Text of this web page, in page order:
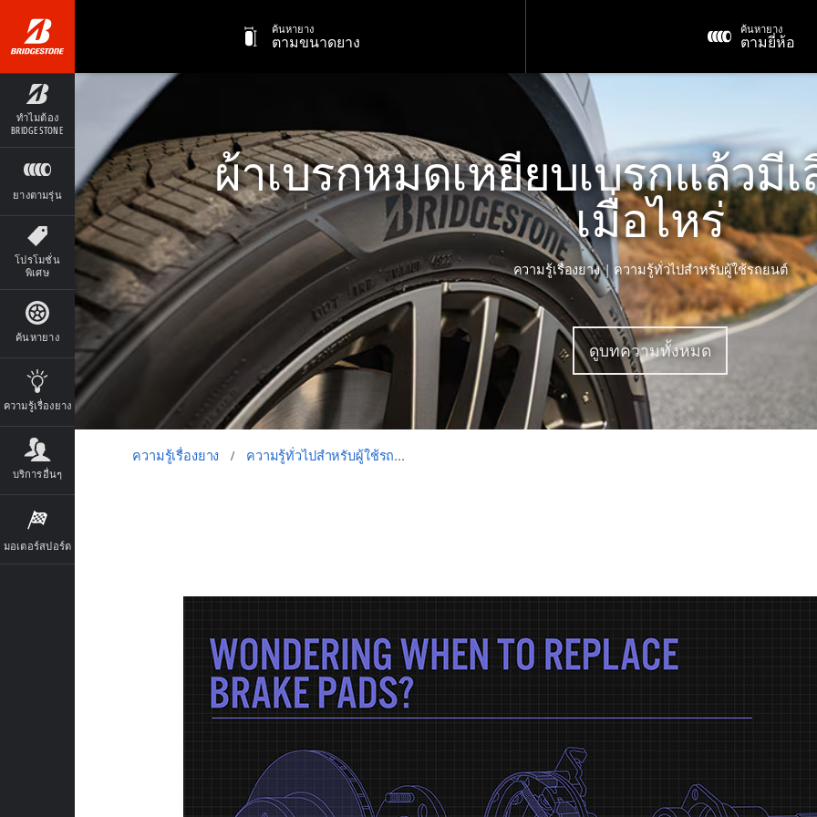
ทำไมต้อง
BRIDGESTONE
ยางตามรุ่น
โปรโมชั่น
พิเศษ
ค้นหายาง
ความรู้เรื่องยาง
บริการอื่นๆ
มอเตอร์สปอร์ต
ค้นหายาง
ตามขนาดยาง
ค้นหายาง
ตามยี่ห้อ
ผ้าเบรกหมดเหยียบเบรกแล้วมี
เมื่อไหร่
ความรู้เรื่องยาง | ความรู้ทั่วไปสำหรับผู้ใช้รถยนต์
ดูบทความทั้งหมด
ความรู้เรื่องยาง / ความรู้ทั่วไปสำหรับผู้ใช้รถยนต์